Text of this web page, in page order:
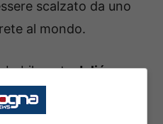
scalzato da uno
al mondo.
Julián
caricarsi il peso
sulle spalle al